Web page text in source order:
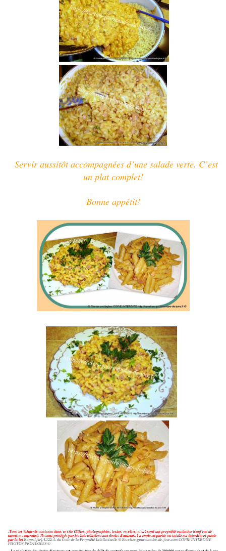
Servir aussitôt accompagnées d’une salade verte. C’est
un plat complet!
Bonne appétit!